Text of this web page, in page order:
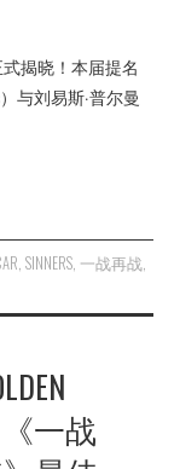
揭晓！本届提名
与刘易斯·普尔曼
, SINNERS, 一战再战,
《一战